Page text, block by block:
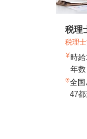
税理
税理
時
年
全国
47都